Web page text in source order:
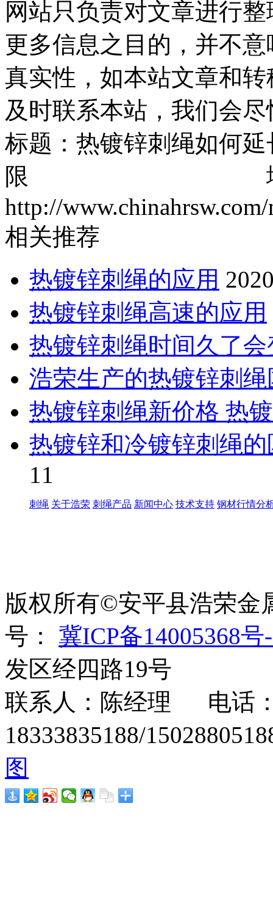
网站只负责对文章进行
更多信息之目的，并不
真实性，如本站文章和
及时联系本站，我们会
标题：热镀锌刺绳如何
限 地址
http://
相关推荐
热镀锌刺绳的应用
热镀锌刺绳高速的应用
热镀锌刺绳时间久了会
浩荣生产的热镀锌刺
热镀锌刺绳新价格 热
热镀锌和冷镀锌刺绳
11
刺绳 关于浩荣 刺绳产品 新闻中心 技术支持 钢材行情分
版权所有©安平县浩荣
号： 冀ICP备14005368号
发区经四路19号
联系人：陈经理 电话
18333835188/
图